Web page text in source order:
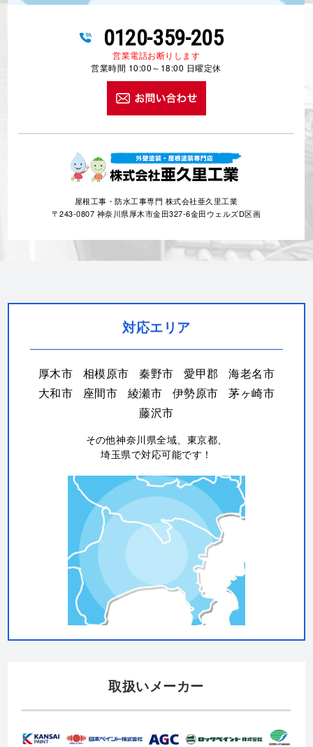
0120-359-205
営業電話お断りします
営業時間 10:00～18:00 日曜定休
屋根工事・防水工事専門 株式会社亜久里工業
〒243-0807 神奈川県厚木市金田327-6金田ウェルズD区画
対応エリア
厚木市 相模原市 秦野市 愛甲郡
海老名市
大和市
座間市 綾瀬市 伊勢原市
茅ヶ崎市
藤沢市
その他神奈川県全域、東京都、
埼玉県で対応可能です！
取扱いメーカー